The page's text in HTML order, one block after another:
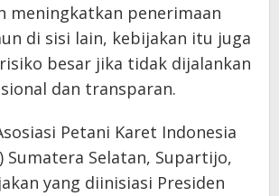
meningkatkan penerimaan
di sisi lain, kebijakan itu juga
besar jika tidak dijalankan
dan transparan.
Petani Karet Indonesia
Sumatera Selatan, Supartijo,
yang diinisiasi Presiden